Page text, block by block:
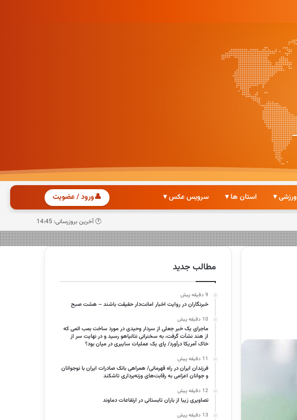
ورزشی ▾ استان ها ▾ سرویس عکس ▾ 👤ورود / عضویت
🕐 آخرین بروزرسانی: 14:45
مطالب جدید
9 دقیقه پیش
خبرنگاران در روایت اخبار امانت‌دار حقیقت باشند – هشت صبح
10 دقیقه پیش
ماجرای یک خبر جعلی از سردار وحیدی در مورد ساخت بمب اتمی که
از هند نشأت گرفت، به سخنرانی نتانیاهو رسید و در نهایت سر از
خاک آمریکا درآورد/ پای یک عملیات سایبری در میان بود؟
11 دقیقه پیش
فرزندان ایران در راه قهرمانی/ همراهی بانک صادرات ایران با نوجوانان
و جوانان اعزامی به رقابت‌های وزنه‌برداری تاشکند
12 دقیقه پیش
تصاویری زیبا از باران تابستانی در ارتفاعات دماوند
13 دقیقه پیش